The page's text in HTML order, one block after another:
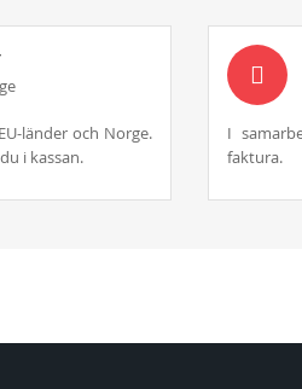
länder och Norge.
i kassan.
I
faktura.